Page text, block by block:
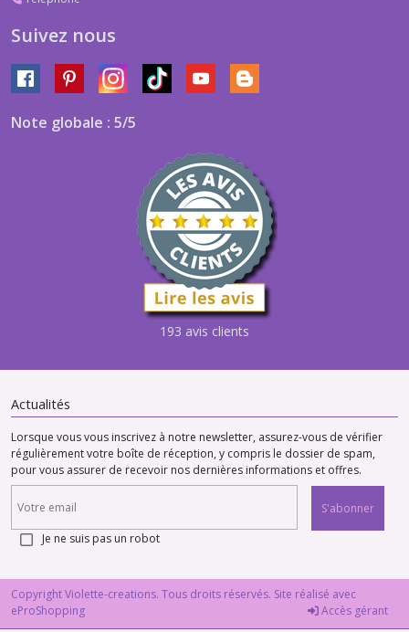
Suivez nous
Note globale : 5/5
193 avis clients
Actualités
Lorsque vous vous inscrivez à notre newsletter, assurez-vous de vérifier
régulièrement votre boîte de réception, y compris le dossier de spam,
pour vous assurer de recevoir nos dernières informations et offres.
S'abonner
Je ne suis pas un robot
Copyright Violette-creations. Tous droits réservés. Site réalisé avec
eProShopping
Accès gérant